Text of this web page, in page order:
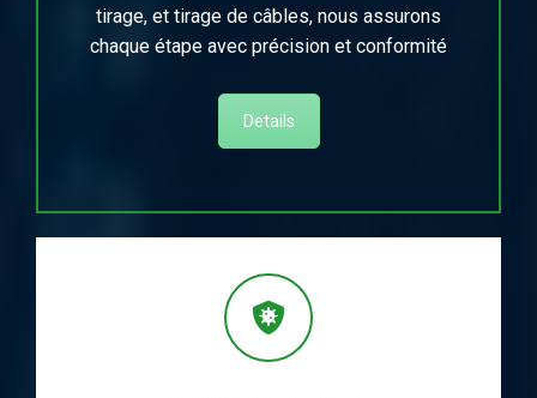
tirage, et tirage de câbles, nous assurons
chaque étape avec précision et conformité
Details